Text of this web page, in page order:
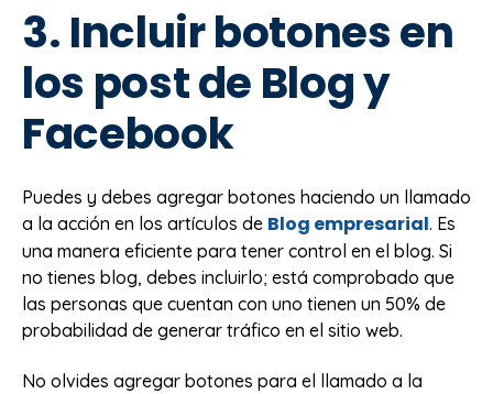
3. Incluir botones en
los post de Blog y
Facebook
Puedes y debes agregar botones haciendo un llamado
a la acción en los artículos de Blog empresarial. Es
una manera eficiente para tener control en el blog. Si
no tienes blog, debes incluirlo; está comprobado que
las personas que cuentan con uno tienen un 50% de
probabilidad de generar tráfico en el sitio web.
No olvides agregar botones para el llamado a la